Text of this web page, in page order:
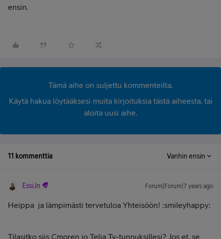
ensin.
Tämä aihe on suljettu kommenteilta.
Käytä hakua löytääksesi muita kirjoituksia tästä aiheesta, tai
aloita uusi aihe.
11 kommenttia Vanhin ensin
EssiJn Forum|Forum|7 years ago
Heippa ja lämpimästi tervetuloa Yhteisöön! :smileyhappy:
Tilasitko siis Cmoren jo Telia Tv-tunnuksillesi? Jos et, se